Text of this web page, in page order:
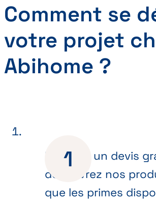
Comment se
votre projet
Abihome ?
Recevez un devis
découvrez nos
que les primes